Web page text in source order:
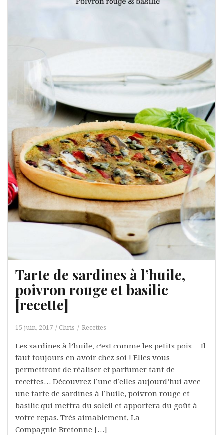
Tarte de sardines à l’huile,
poivron rouge et basilic
[recette]
15 juin, 2017 Chris Recettes
Les sardines à l’huile, c’est comme les petits pois… Il
faut toujours en avoir chez soi ! Elles vous
permettront de réaliser et parfumer tant de
recettes… Découvrez l’une d’elles aujourd’hui avec
une tarte de sardines à l’huile, poivron rouge et
basilic qui mettra du soleil et apportera du goût à
votre repas. Très aimablement, La
Compagnie Bretonne […]